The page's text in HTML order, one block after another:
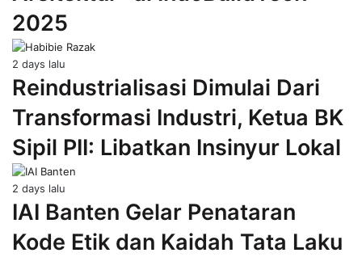
2025
2 days lalu
Reindustrialisasi Dimulai Dari
Transformasi Industri, Ketua BK
Sipil PII: Libatkan Insinyur Lokal
2 days lalu
IAI Banten Gelar Penataran
Kode Etik dan Kaidah Tata Laku